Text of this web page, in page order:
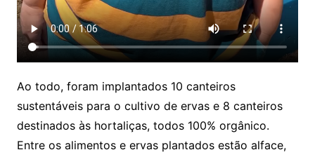
Ao todo, foram implantados 10 canteiros
sustentáveis para o cultivo de ervas e 8 canteiros
destinados às hortaliças, todos 100% orgânico.
Entre os alimentos e ervas plantados estão alface,